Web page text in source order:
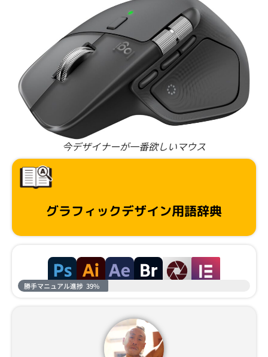
今デザイナーが一番欲しいマウス
グラフィックデザイン用語辞典
勝手マニュアル進捗 39%